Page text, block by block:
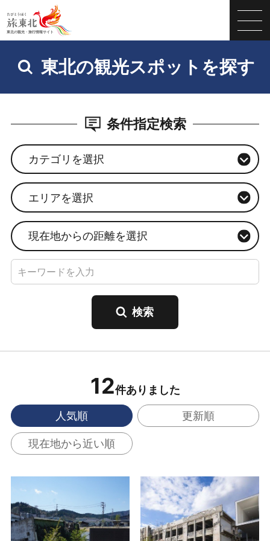
東北の観光スポットを探す
条件指定検索
カテゴリを選択
エリアを選択
現在地からの距離を選択
12件ありました
人気順 更新順
現在地から近い順
女川交番 の詳細はこち
ら
石巻市震災遺構門脇小
学校 の詳細はこちら